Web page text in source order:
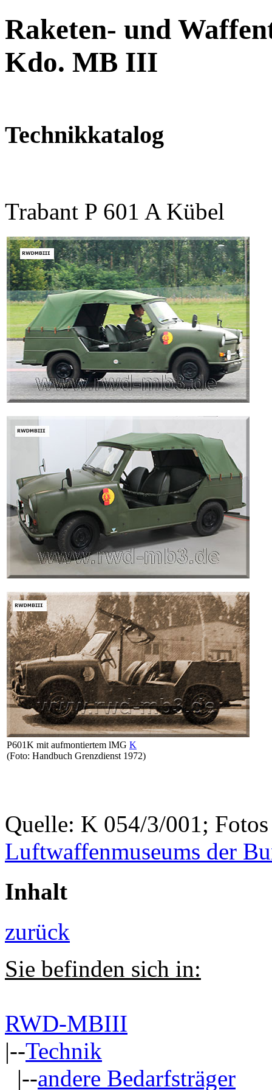
Raketen- und
Kdo. MB III
Technikkatalog
Trabant P 601 A Kübel
P601K mit aufmontiertem lMG K
(Foto: Handbuch Grenzdienst 1972)
Quelle: K 054/3/001;
Luftwaffenmuseums der
Inhalt
zurück
Sie befinden sich in:
RWD-MBIII
|--Technik
|--andere Bedarfsträger